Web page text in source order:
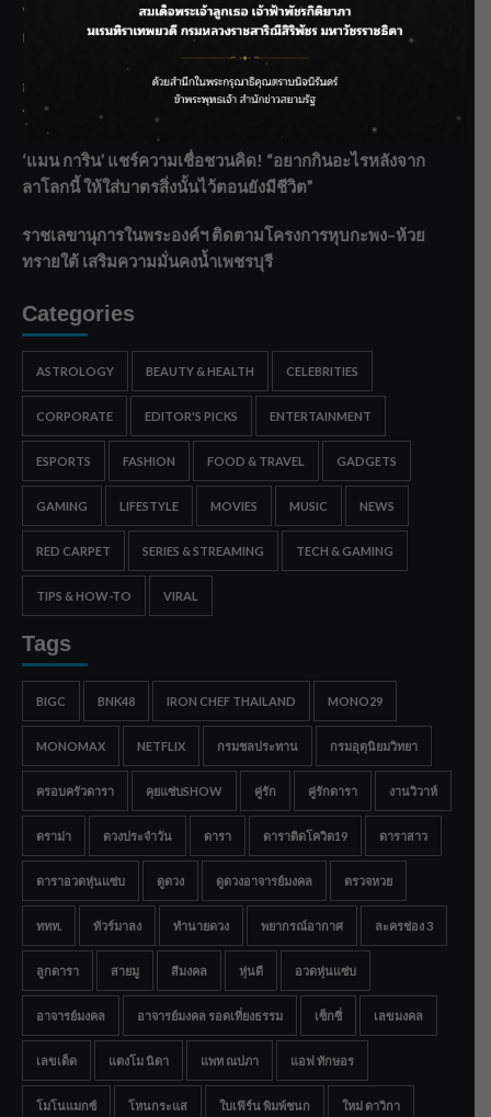
ฟาดลุคใหม่! “แบม พิชญานิน” แดนซ์สับทุกจังหวะ ชวนแฟนๆ
แกะท่า #นอกจอนอกใจ
กรมชลฯ รับฟังประชาชน ติดตามแก้ปัญหาโครงการประตู
ระบายน้ำศรีสองรักฯ
‘แมน การิน’ แชร์ความเชื่อชวนคิด! “อยากกินอะไรหลังจาก
ลาโลกนี้ ให้ใส่บาตรสิ่งนั้นไว้ตอนยังมีชีวิต”
ราชเลขานุการในพระองค์ฯ ติดตามโครงการหุบกะพง–ห้วย
ทรายใต้ เสริมความมั่นคงน้ำเพชรบุรี
Categories
ASTROLOGY BEAUTY & HEALTH CELEBRITIES
CORPORATE EDITOR'S PICKS ENTERTAINMENT
ESPORTS FASHION FOOD & TRAVEL GADGETS
GAMING LIFESTYLE MOVIES MUSIC NEWS
RED CARPET SERIES & STREAMING TECH & GAMING
TIPS & HOW-TO VIRAL
Tags
BIGC BNK48 IRON CHEF THAILAND MONO29
MONOMAX NETFLIX กรมชลประทาน กรมอุตุนิยมวิทยา
ครอบครัวดารา คุยแซ่บSHOW คู่รัก คู่รักดารา งานวิวาห์
ดราม่า ดวงประจำวัน ดารา ดาราติดโควิด19 ดาราสาว
ดาราอวดหุ่นแซ่บ ดูดวง ดูดวงอาจารย์มงคล ตรวจหวย
ททท. ทัวร์มาลง ทำนายดวง พยากรณ์อากาศ ละครช่อง 3
ลูกดารา สายมู สีมงคล หุ่นดี อวดหุ่นแซ่บ
อาจารย์มงคล อาจารย์มงคล รอดเที่ยงธรรม เซ็กซี่ เลขมงคล
เลขเด็ด แตงโม นิดา แพท ณปภา แอฟ ทักษอร
โมโนแมกซ์ โหนกระแส ใบเฟิร์น พิมพ์ชนก ใหม่ ดาวิกา